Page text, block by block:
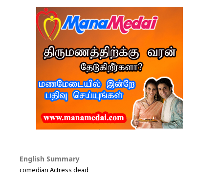
English Summary
comedian Actress dead